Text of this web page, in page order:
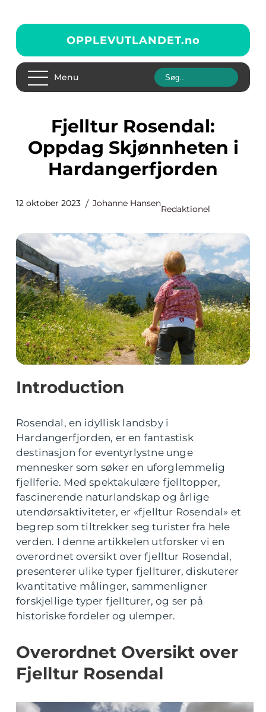
OPPLEVUTLANDET.no
Menu
Fjelltur Rosendal:
Oppdag Skjønnheten i
Hardangerfjorden
12 oktober 2023 Johanne Hansen
Redaktionel
Introduction
Rosendal, en idyllisk landsby i
Hardangerfjorden, er en fantastisk
destinasjon for eventyrlystne unge
mennesker som søker en uforglemmelig
fjellferie. Med spektakulære fjelltopper,
fascinerende naturlandskap og årlige
utendørsaktiviteter, er «fjelltur Rosendal» et
begrep som tiltrekker seg turister fra hele
verden. I denne artikkelen utforsker vi en
overordnet oversikt over fjelltur Rosendal,
presenterer ulike typer fjellturer, diskuterer
kvantitative målinger, sammenligner
forskjellige typer fjellturer, og ser på
historiske fordeler og ulemper.
Overordnet Oversikt over
Fjelltur Rosendal